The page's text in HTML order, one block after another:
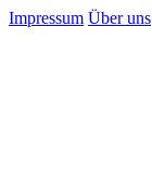
Impressum Über uns